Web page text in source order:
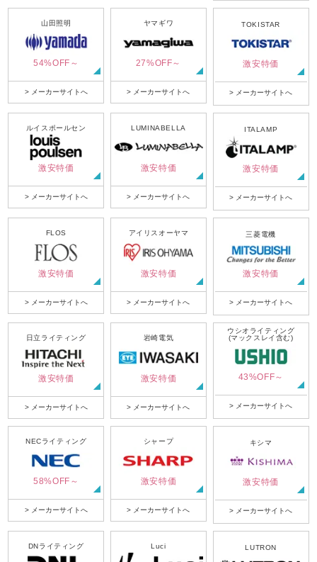
山田照明
54%OFF～
> メーカーサイトへ
ヤマギワ
27%OFF～
> メーカーサイトへ
TOKISTAR
激安特価
> メーカーサイトへ
ルイスポールセン
激安特価
> メーカーサイトへ
LUMINABELLA
激安特価
> メーカーサイトへ
ITALAMP
激安特価
> メーカーサイトへ
FLOS
激安特価
> メーカーサイトへ
アイリスオーヤマ
激安特価
> メーカーサイトへ
三菱電機
激安特価
> メーカーサイトへ
日立ライティング
激安特価
> メーカーサイトへ
岩崎電気
激安特価
> メーカーサイトへ
ウシオライティング
(マックスレイ含む)
43%OFF～
> メーカーサイトへ
NECライティング
58%OFF～
> メーカーサイトへ
シャープ
激安特価
> メーカーサイトへ
キシマ
激安特価
> メーカーサイトへ
DNライティング Luci LUTRON